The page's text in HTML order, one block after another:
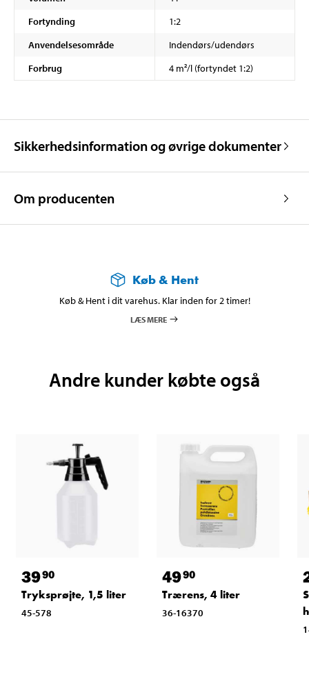
Fortynding
1:2
Anvendelsesområde
Indendørs/udendørs
Forbrug
4 m²/l (fortyndet 1:2)
Sikkerhedsinformation og øvrige dokumenter
Om producenten
Køb & Hent
Køb & Hent i dit varehus. Klar inden for 2 timer!
LÆS MERE
Andre kunder købte også
3990
Tryksprøjte, 1,5 liter
45-578
4990
Trærens, 4 liter
36-16370